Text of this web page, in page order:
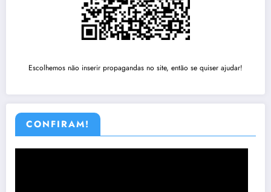
Escolhemos não inserir propagandas no site, então se quiser ajudar!
CONFIRAM!